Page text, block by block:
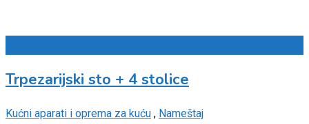
Trpezarijski sto + 4 stolice
Kućni aparati i oprema za kuću , Nameštaj